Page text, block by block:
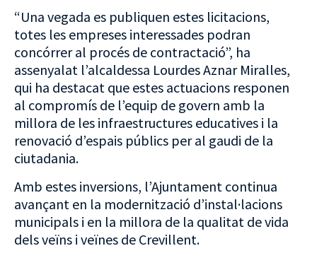
“Una vegada es publiquen estes licitacions,
totes les empreses interessades podran
concórrer al procés de contractació”, ha
assenyalat l’alcaldessa Lourdes Aznar Miralles,
qui ha destacat que estes actuacions responen
al compromís de l’equip de govern amb la
millora de les infraestructures educatives i la
renovació d’espais públics per al gaudi de la
ciutadania.
Amb estes inversions, l’Ajuntament continua
avançant en la modernització d’instal·lacions
municipals i en la millora de la qualitat de vida
dels veïns i veïnes de Crevillent.